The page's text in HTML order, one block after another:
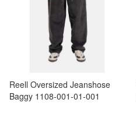
Reell Oversized Jeanshose
Baggy 1108-001-01-001